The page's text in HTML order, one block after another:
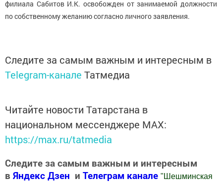
филиала Сабитов И.К. освобожден от занимаемой должности
по собственному желанию согласно личного заявления.
Следите за самым важным и интересным в
Telegram-канале Татмедиа
Читайте новости Татарстана в
национальном мессенджере MАХ:
https://max.ru/tatmedia
Следите за самым важным и интересным
в Яндекс Дзен и Телеграм канале " Шешминская